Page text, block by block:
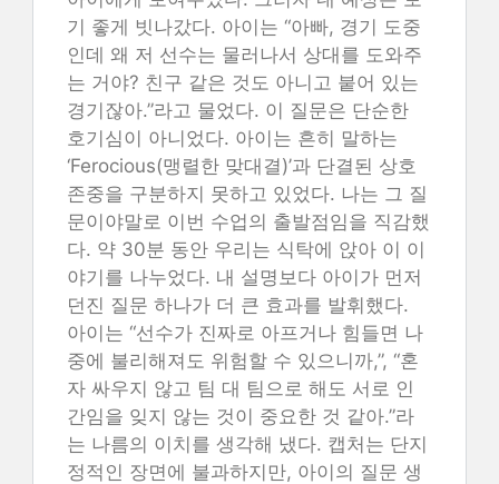
기 좋게 빗나갔다. 아이는 “아빠, 경기 도중
인데 왜 저 선수는 물러나서 상대를 도와주
는 거야? 친구 같은 것도 아니고 붙어 있는
경기잖아.”라고 물었다. 이 질문은 단순한
호기심이 아니었다. 아이는 흔히 말하는
‘Ferocious(맹렬한 맞대결)’과 단결된 상호
존중을 구분하지 못하고 있었다. 나는 그 질
문이야말로 이번 수업의 출발점임을 직감했
다. 약 30분 동안 우리는 식탁에 앉아 이 이
야기를 나누었다. 내 설명보다 아이가 먼저
던진 질문 하나가 더 큰 효과를 발휘했다.
아이는 “선수가 진짜로 아프거나 힘들면 나
중에 불리해져도 위험할 수 있으니까,”, “혼
자 싸우지 않고 팀 대 팀으로 해도 서로 인
간임을 잊지 않는 것이 중요한 것 같아.”라
는 나름의 이치를 생각해 냈다. 캡처는 단지
정적인 장면에 불과하지만, 아이의 질문 생